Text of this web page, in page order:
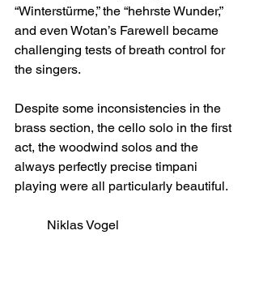
“Winterstürme,” the “hehrste Wunder,”
and even Wotan’s Farewell became
challenging tests of breath control for
the singers.
Despite some inconsistencies in the
brass section, the cello solo in the first
act, the woodwind solos and the
always perfectly precise timpani
playing were all particularly beautiful.
Niklas Vogel